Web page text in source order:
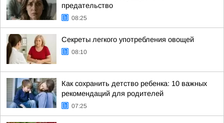
предательство
08:25
Секреты легкого употребления овощей
08:10
Как сохранить детство ребенка: 10 важных
рекомендаций для родителей
07:25